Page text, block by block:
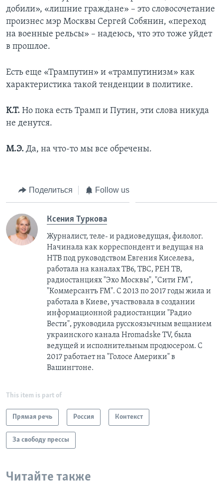
добили», «лишние граждане» – это словосочетание
произнес мэр Москвы Сергей Собянин, «переход
на военные рельсы» – надеюсь, что это тоже уйдет
в прошлое.
Есть еще «Трампутин» и «трампутинизм» как
характеристика такой тенденции в политике.
К.Т. Но пока есть Трамп и Путин, эти слова никуда
не денутся.
М.Э. Да, на что-то мы все обречены.
Поделиться Follow us
Ксения Туркова
Журналист, теле- и радиоведущая, филолог.
Начинала как корреспондент и ведущая на
НТВ под руководством Евгения Киселева,
работала на каналах ТВ6, ТВС, РЕН ТВ,
радиостанциях "Эхо Москвы", "Сити FM",
"Коммерсантъ FM". С 2013 по 2017 годы жила и
работала в Киеве, участвовала в создании
информационной радиостанции "Радио
Вести", руководила русскоязычным вещанием
украинского канала Hromadske TV, была
ведущей и исполнительным продюсером. С
2017 работает на "Голосе Америки" в
Вашингтоне.
This item is part of
Прямая речь Россия Контекст
За свободу прессы
Читайте также